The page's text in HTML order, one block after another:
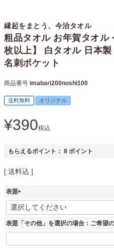
縁起をまとう、今治タオル
粗品タオル お年賀タオル
枚以上】 白タオル 日本
名刺ポケット
商品番号 imabari200noshi100
送料無料 オリジナル
¥390税込
もらえるポイント： 8 ポイント
送料込
表題
(
必
須
表題「その他」を選択の場合：ご希望